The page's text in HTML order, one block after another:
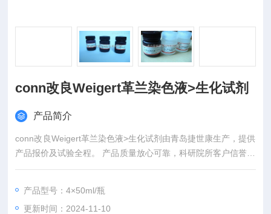
conn改良Weigert革兰染色液>生化试剂
产品简介
conn改良Weigert革兰染色液>生化试剂由青岛捷世康生产，提供
产品报价及试验全程。 产品质量放心可靠，科研院所客户信誉良
好者可先发货后付款。青岛捷世康专业提供科研用：染色液,缓冲
产品型号：4×50ml/瓶
更新时间：2024-11-10